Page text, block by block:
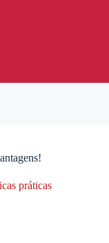
práticas